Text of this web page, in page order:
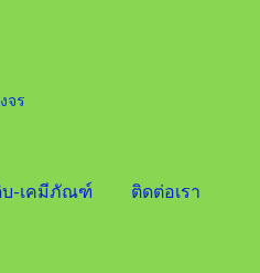
จร
บ-เคมีภัณฑ์ ติดต่อเรา